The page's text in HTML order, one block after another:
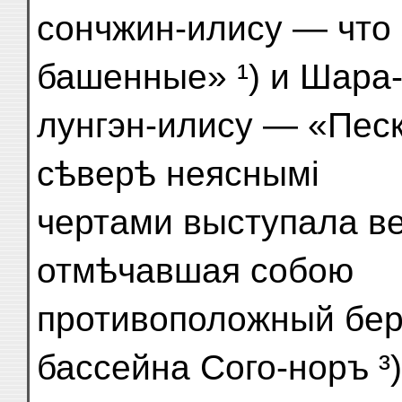
сончжин-илису — что
башенные» ¹) и
лунгэн-илису —
сѣверѣ неяснымі
чертами выступала
отмѣчавшая собою
противоположный
бассейна Сого-норъ